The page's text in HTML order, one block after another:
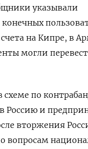
указывали
на Кипре, в
могли
схеме по
Россию и
вторжения